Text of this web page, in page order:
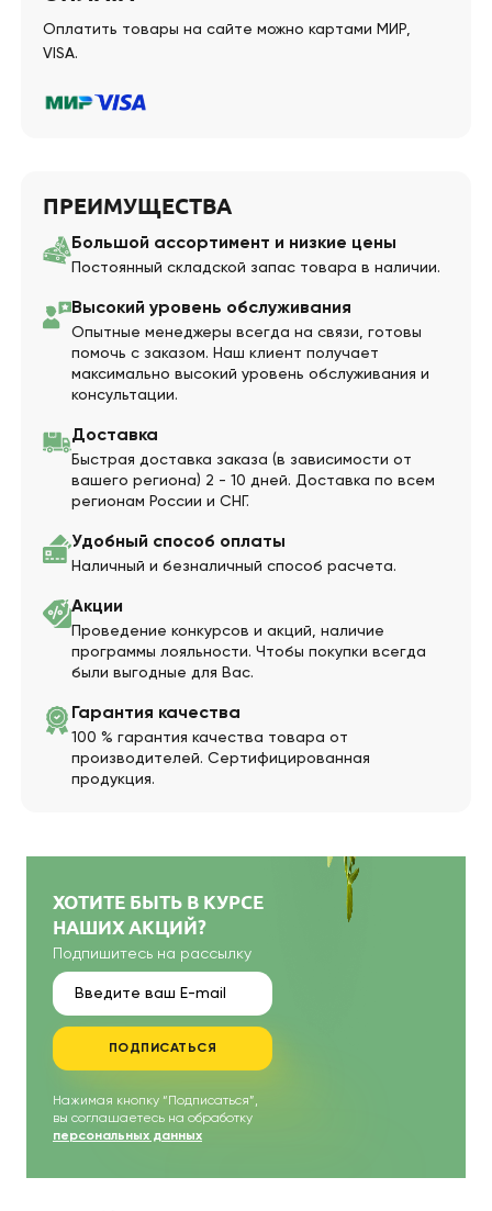
Оплатить товары на сайте можно картами МИР,
VISA.
ПРЕИМУЩЕСТВА
Большой ассортимент и низкие цены
Постоянный складской запас товара в наличии.
Высокий уровень обслуживания
Опытные менеджеры всегда на связи, готовы
помочь с заказом. Наш клиент получает
максимально высокий уровень обслуживания и
консультации.
Доставка
Быстрая доставка заказа (в зависимости от
вашего региона) 2 - 10 дней. Доставка по всем
регионам России и СНГ.
Удобный способ оплаты
Наличный и безналичный способ расчета.
Акции
Проведение конкурсов и акций, наличие
программы лояльности. Чтобы покупки всегда
были выгодные для Вас.
Гарантия качества
100 % гарантия качества товара от
производителей. Сертифицированная
продукция.
ХОТИТЕ БЫТЬ В КУРСЕ
НАШИХ АКЦИЙ?
Подпишитесь на рассылку
ПОДПИСАТЬСЯ
Нажимая кнопку “Подписаться”,
вы соглашаетесь на обработку
персональных данных